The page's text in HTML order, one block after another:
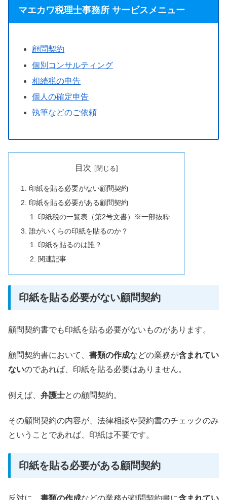
マエカワ税理士事務所 サービスメニュー
顧問契約
個別コンサルティング
相続税の申告
個人の確定申告
執筆などのご依頼
目次
印紙を貼る必要がない顧問契約
印紙を貼る必要がある顧問契約
印紙税の一覧表（第2号文書）※一部抜粋
誰がいくらの印紙を貼るのか？
印紙を貼るのは誰？
関連記事
印紙を貼る必要がない顧問契約
顧問契約書でも印紙を貼る必要がないものがあります。
顧問契約書において、 書類の作成などの業務が含まれてい
ないのであれば、印紙を貼る必要はありません。
例えば、 弁護士との顧問契約。
その顧問契約の内容が、法律相談や契約書のチェックのみ
ということであれば、印紙は不要です。
印紙を貼る必要がある顧問契約
反対に、 書類の作成などの業務が顧問契約書に含まれてい